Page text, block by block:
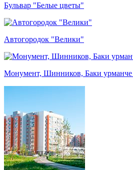
Бульвар "Белые цветы"
Автогородок "Велики"
Монумент, Шинников, Баки